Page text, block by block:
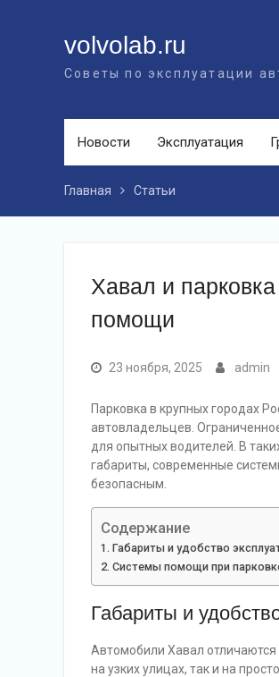
volvolab.ru
Советы по эксплуатации
Новости Эксплуатация
Главная Статьи
Хавал и
помощи
23 ноября, 2025 admin
Парковка в крупных городах
автовладельцев.
для опытных водителей. В
габариты, современные
безопасным.
Содержание
Габариты и удобство
Системы помощи при
Габариты и
Автомобили Хавал
на узких улицах, так и на